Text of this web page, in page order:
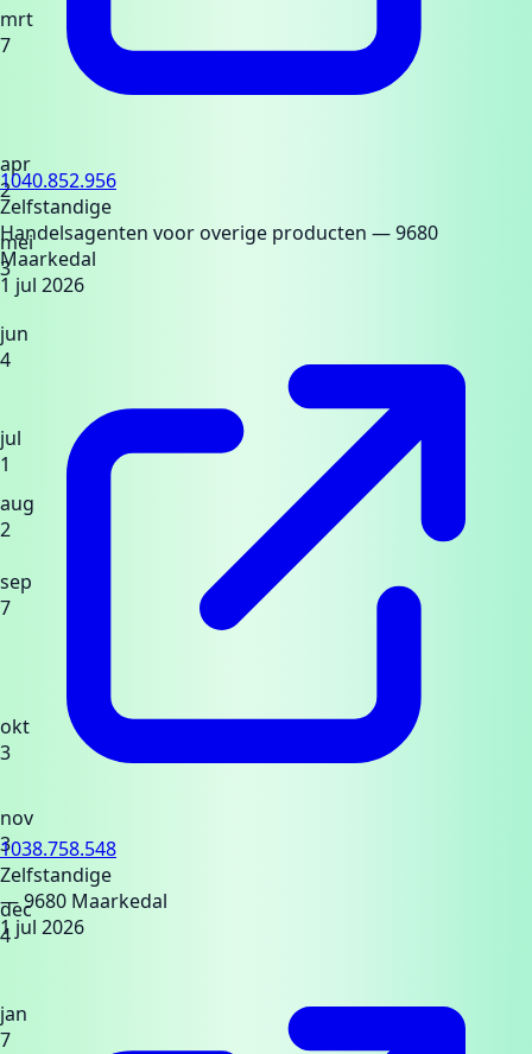
mrt
7
apr
2
mei
3
jun
4
jul
1
aug
2
sep
7
okt
3
nov
3
dec
4
jan
7
1040.852.956
Zelfstandige
Handelsagenten voor overige producten — 9680
Maarkedal
1 jul 2026
1038.758.548
Zelfstandige
— 9680 Maarkedal
1 jul 2026